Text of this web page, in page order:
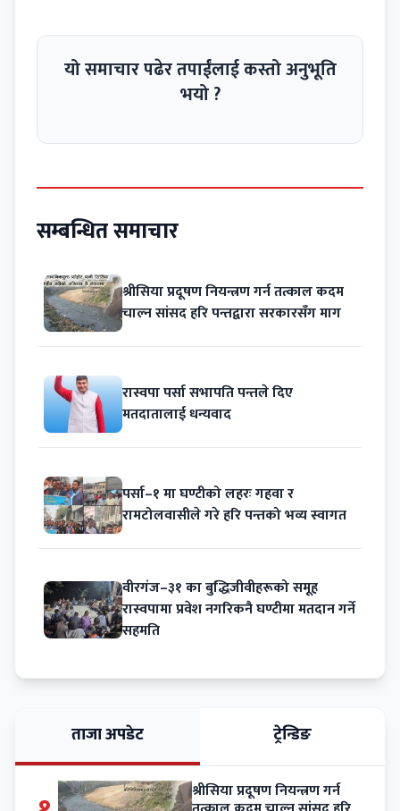
यो समाचार पढेर तपाईंलाई कस्तो अनुभूति
भयो ?
सम्बन्धित समाचार
श्रीसिया प्रदूषण नियन्त्रण गर्न तत्काल कदम
चाल्न सांसद हरि पन्तद्वारा सरकारसँग माग
रास्वपा पर्सा सभापति पन्तले दिए
मतदातालाई धन्यवाद
पर्सा–१ मा घण्टीको लहरः गहवा र
रामटोलवासीले गरे हरि पन्तको भव्य स्वागत
वीरगंज–३१ का बुद्धिजीवीहरूको समूह
रास्वपामा प्रवेश नगरिकनै घण्टीमा मतदान गर्ने
सहमति
ताजा अपडेट ट्रेन्डिङ
श्रीसिया प्रदूषण नियन्त्रण गर्न